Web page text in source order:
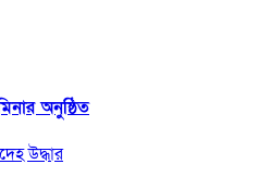
অনুষ্ঠিত